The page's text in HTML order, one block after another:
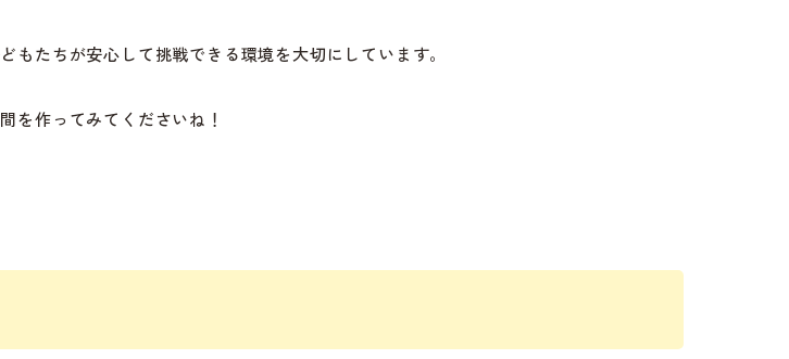
たちが安心して挑戦できる環境を大切にしています。
を作ってみてくださいね！